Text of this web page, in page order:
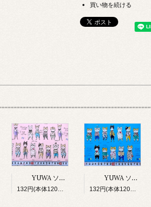
買い物を続ける
YUWA ソバカスキッズ Rough sketch（ライトピンク）
132円(本体120円、税12円)
YUWA ソバカスキッズ Rough sketch（ブルー）
132円(本体120円、税12円)